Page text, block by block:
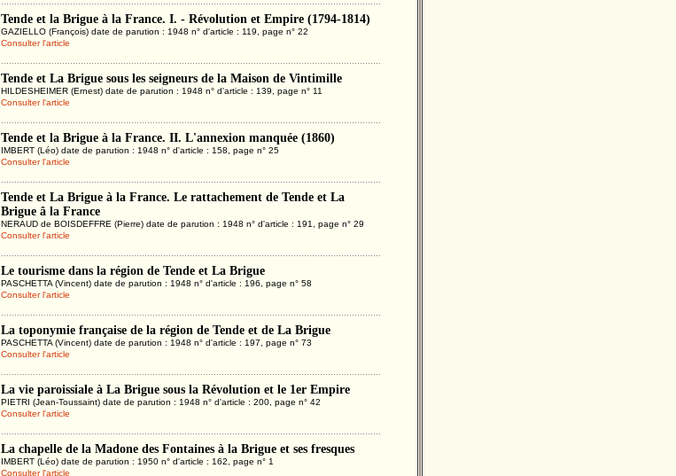
Tende et la Brigue à la France. I. - Révolution et Empire (1794-1814)
GAZIELLO (François) date de parution : 1948 n° d'article : 119, page n° 22
Consulter l'article
Tende et La Brigue sous les seigneurs de la Maison de Vintimille
HILDESHEIMER (Ernest) date de parution : 1948 n° d'article : 139, page n° 11
Consulter l'article
Tende et la Brigue à la France. II. L'annexion manquée (1860)
IMBERT (Léo) date de parution : 1948 n° d'article : 158, page n° 25
Consulter l'article
Tende et La Brigue à la France. Le rattachement de Tende et La
Brigue â la France
NERAUD de BOISDEFFRE (Pierre) date de parution : 1948 n° d'article : 191, page n° 29
Consulter l'article
Le tourisme dans la région de Tende et La Brigue
PASCHETTA (Vincent) date de parution : 1948 n° d'article : 196, page n° 58
Consulter l'article
La toponymie française de la région de Tende et de La Brigue
PASCHETTA (Vincent) date de parution : 1948 n° d'article : 197, page n° 73
Consulter l'article
La vie paroissiale à La Brigue sous la Révolution et le 1er Empire
PIETRI (Jean-Toussaint) date de parution : 1948 n° d'article : 200, page n° 42
Consulter l'article
La chapelle de la Madone des Fontaines à la Brigue et ses fresques
IMBERT (Léo) date de parution : 1950 n° d'article : 162, page n° 1
Consulter l'article